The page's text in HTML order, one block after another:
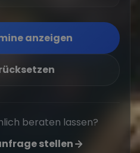
anzeigen
beraten lassen?
stellen